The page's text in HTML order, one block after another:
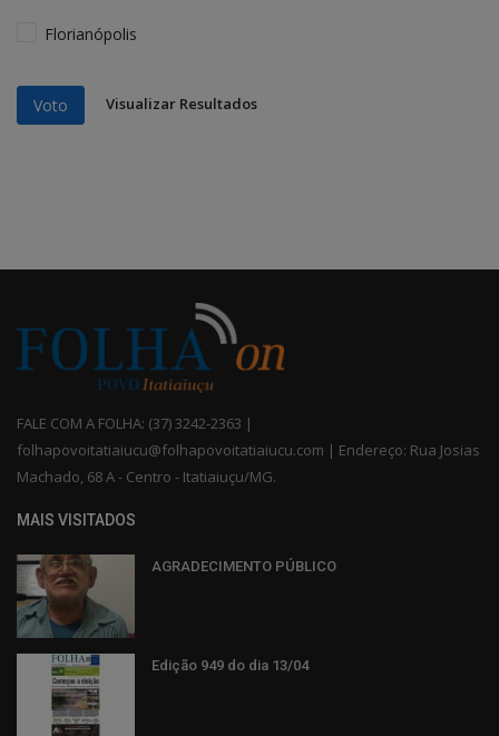
Florianópolis
Voto Visualizar Resultados
FALE COM A FOLHA: (37) 3242-2363 |
folhapovoitatiaiucu@folhapovoitatiaiucu.com | Endereço: Rua Josias
Machado, 68 A - Centro - Itatiaiuçu/MG.
MAIS VISITADOS
AGRADECIMENTO PÚBLICO
Edição 949 do dia 13/04